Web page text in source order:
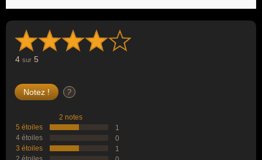
4 sur 5
?
2 notes
5 étoiles
1
4 étoiles
0
3 étoiles
1